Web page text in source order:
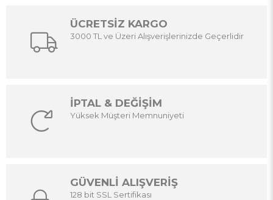
ÜCRETSİZ KARGO
3000 TL ve Üzeri Alışverişlerinizde Geçerlidir
İPTAL & DEĞİŞİM
Yüksek Müşteri Memnuniyeti
GÜVENLİ ALIŞVERİŞ
128 bit SSL Sertifikası